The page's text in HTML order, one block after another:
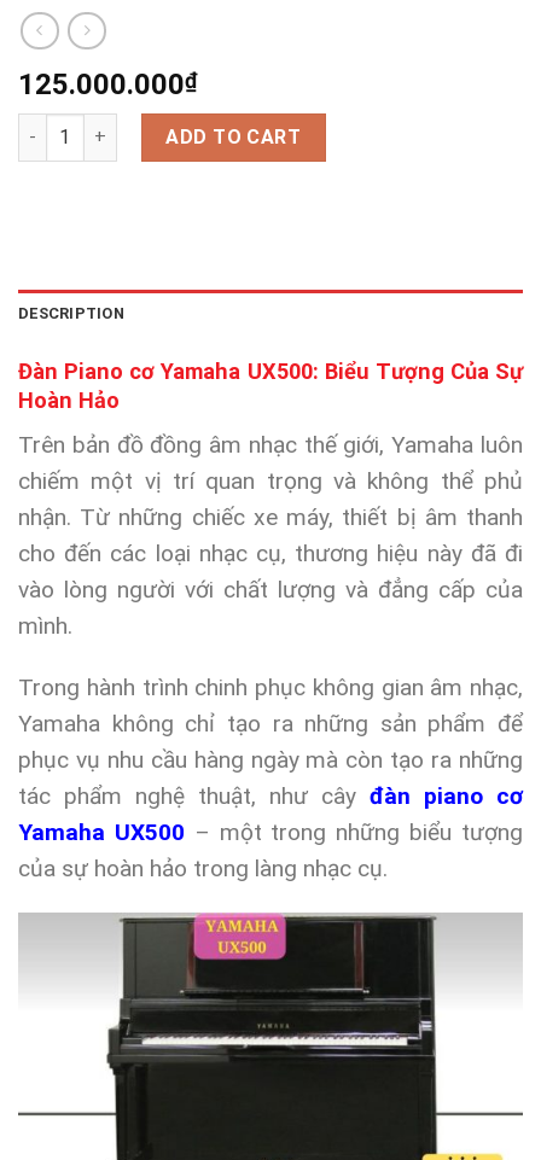
125.000.000₫
Đàn Piano Cơ Yamaha UX500 quantity
ADD TO CART
DESCRIPTION
Đàn Piano cơ Yamaha UX500: Biểu Tượng Của Sự
Hoàn Hảo
Trên bản đồ đồng âm nhạc thế giới, Yamaha luôn
chiếm một vị trí quan trọng và không thể phủ
nhận. Từ những chiếc xe máy, thiết bị âm thanh
cho đến các loại nhạc cụ, thương hiệu này đã đi
vào lòng người với chất lượng và đẳng cấp của
mình.
Trong hành trình chinh phục không gian âm nhạc,
Yamaha không chỉ tạo ra những sản phẩm để
phục vụ nhu cầu hàng ngày mà còn tạo ra những
tác phẩm nghệ thuật, như cây đàn piano cơ
Yamaha UX500 – một trong những biểu tượng
của sự hoàn hảo trong làng nhạc cụ.